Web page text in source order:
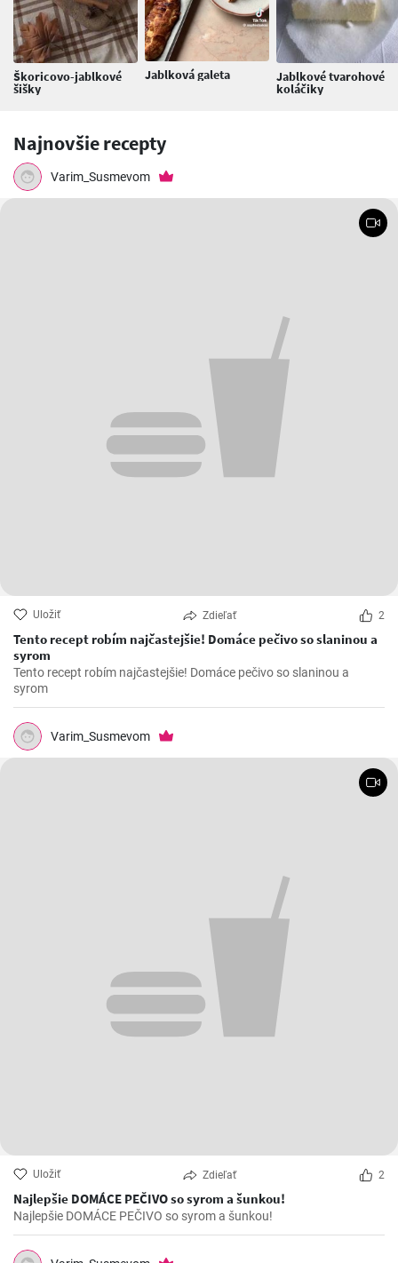
Škoricovo-jablkové
šišky
Jablková galeta Jablkové tvarohové
koláčiky
Najnovšie recepty
Varim_Susmevom
Uložiť Zdieľať 2
Tento recept robím najčastejšie! Domáce pečivo so slaninou a
syrom
Tento recept robím najčastejšie! Domáce pečivo so slaninou a
syrom
Varim_Susmevom
Uložiť Zdieľať 2
Najlepšie DOMÁCE PEČIVO so syrom a šunkou!
Najlepšie DOMÁCE PEČIVO so syrom a šunkou!